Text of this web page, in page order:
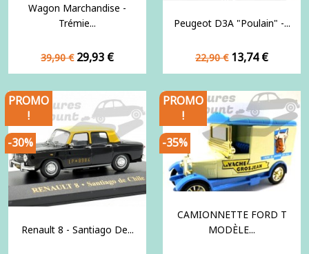
Wagon Marchandise -
Trémie...
Prix
de
39,90 € Prix
29,93 €
Peugeot D3A "Poulain" -...
Prix
de
22,90 € Prix
13,74 €
Renault 8 - Santiago De...
PROMO
!
-30%
CAMIONNETTE FORD T
MODÈLE...
PROMO
!
-35%